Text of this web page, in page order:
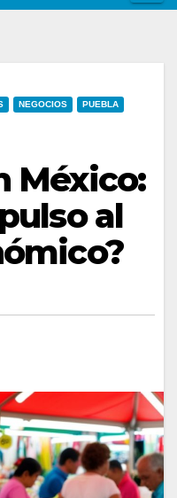
NEGOCIOS PUEBLA
México:
al